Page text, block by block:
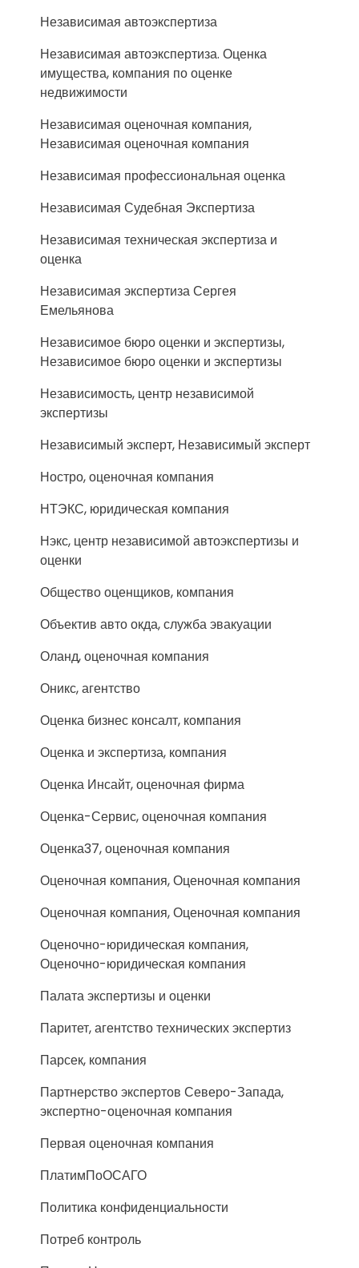
Независимая автоэкспертиза
Независимая автоэкспертиза. Оценка
имущества, компания по оценке
недвижимости
Независимая оценочная компания,
Независимая оценочная компания
Независимая профессиональная оценка
Независимая Судебная Экспертиза
Независимая техническая экспертиза и
оценка
Независимая экспертиза Сергея
Емельянова
Независимое бюро оценки и экспертизы,
Независимое бюро оценки и экспертизы
Независимость, центр независимой
экспертизы
Независимый эксперт, Независимый эксперт
Ностро, оценочная компания
НТЭКС, юридическая компания
Нэкс, центр независимой автоэкспертизы и
оценки
Общество оценщиков, компания
Объектив авто окда, служба эвакуации
Оланд, оценочная компания
Оникс, агентство
Оценка бизнес консалт, компания
Оценка и экспертиза, компания
Оценка Инсайт, оценочная фирма
Оценка-Сервис, оценочная компания
Оценка37, оценочная компания
Оценочная компания, Оценочная компания
Оценочная компания, Оценочная компания
Оценочно-юридическая компания,
Оценочно-юридическая компания
Палата экспертизы и оценки
Паритет, агентство технических экспертиз
Парсек, компания
Партнерство экспертов Северо-Запада,
экспертно-оценочная компания
Первая оценочная компания
ПлатимПоОСАГО
Политика конфиденциальности
Потреб контроль